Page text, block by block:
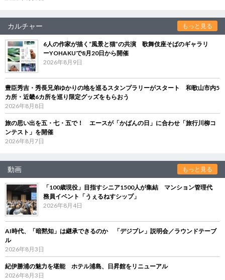
カルチャー もっと見る
6人の作家が描く“風景と猫”の共演 歌舞伎座そばのギャラリ
ーYOHAKUで8月20日から開催
2026年8月9日
豊臣秀吉・秀長兄弟ゆかりの地を巡るスタンプラリーがスタート 和歌山市内5
カ所・近畿6カ所を巡り限定グッズをもらおう
2026年8月8日
旅の思い出を五・七・五で！ エースが「かばんの日」に合わせ「旅行川柳コ
ンテスト」を開催
2026年8月7日
動画 もっと見る
「100歳現役」目指すシニア1500人が集結 マンション管理代
務員イベント「うぇるねすシップ」
2026年8月4日
AI時代、「暗黙知」は継承できるのか 「デジブレ」説明会／ラウンドテーブ
ル
2026年8月3日
紀伊勝浦の魅力を堪能 ホテル浦島、日昇館をリニューアル
2026年8月3日